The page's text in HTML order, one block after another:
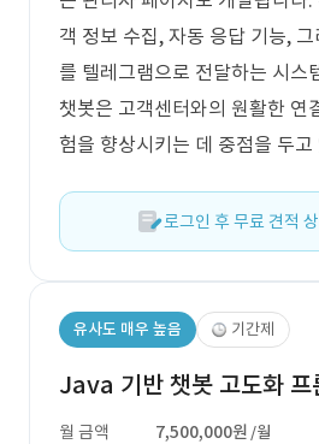
객 정보 수집, 자동 응답 기능,
를 텔레그램으로 전달하는 시스
챗봇은 고객센터와의 원활한 연
험을 향상시키는 데 중점을 두고
로그인 후 무료 견적
유사도 매우 높음 기간제
Java 기반 챗봇 고도화 프
월 금액 7,500,000원 /월